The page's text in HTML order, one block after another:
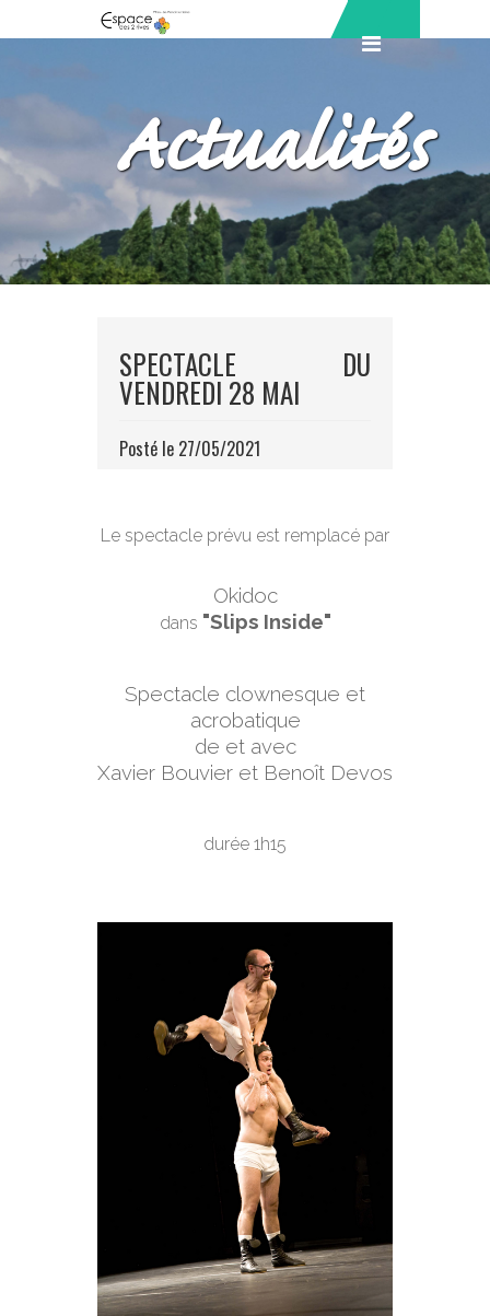
Actualités
SPECTACLE DU
VENDREDI 28 MAI
Posté le 27/05/2021
Le spectacle prévu est remplacé par
Okidoc
dans "Slips Inside"
Spectacle clownesque et
acrobatique
de et avec
Xavier Bouvier et Benoît Devos
durée 1h15